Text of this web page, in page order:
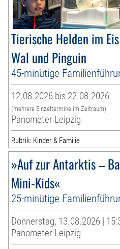
Tierische Helden im
Wal und Pinguin
45-minütige
12.08.2026 bis 22.08.2026
(mehrere Einzeltermine im Zeitraum)
Panometer Leipzig
Rubrik: Kinder & Familie
»Auf zur Antarktis –
Mini-Kids«
25-minütige
Donnerstag, 13.08.2026 |
Panometer Leipzig